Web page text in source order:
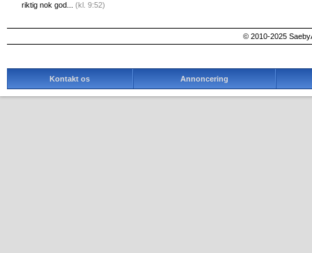
riktig nok god... (kl. 9:52)
© 2010-2025
Kontakt os Annoncering